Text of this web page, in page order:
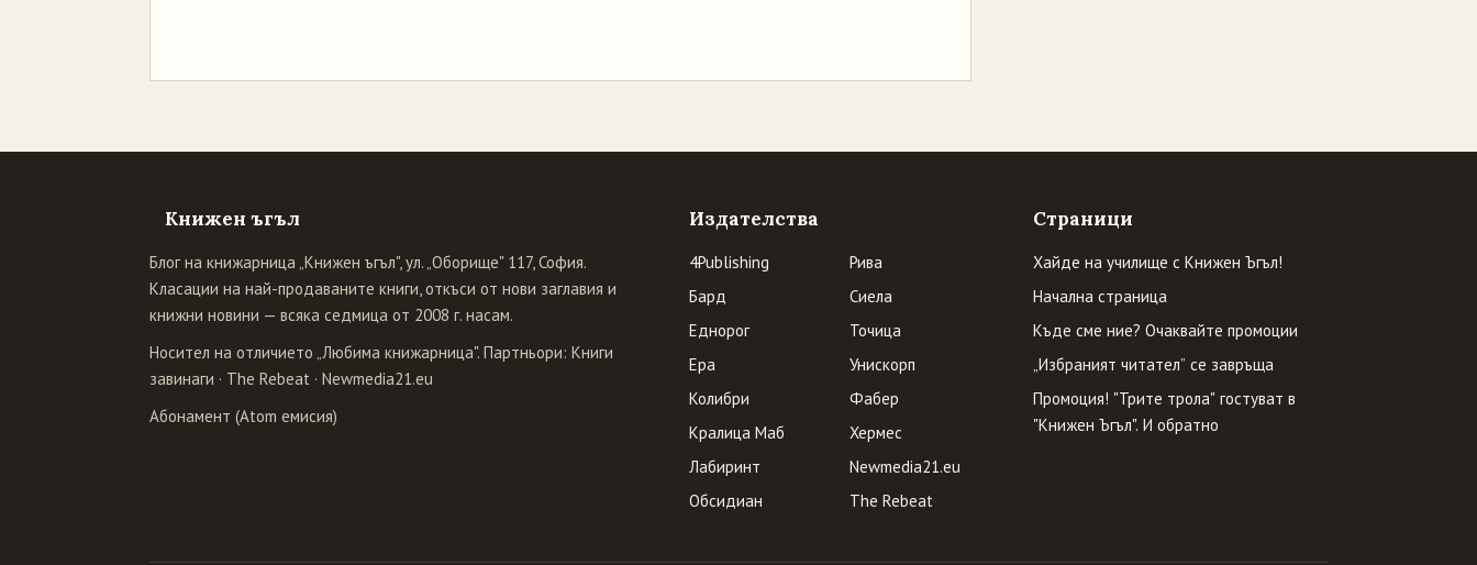
Книжен ъгъл
Блог на книжарница „Книжен ъгъл", ул. „Оборище" 117, София.
Класации на най-продаваните книги, откъси от нови заглавия и
книжни новини — всяка седмица от 2008 г. насам.
Носител на отличието „Любима книжарница". Партньори: Книги
завинаги · The Rebeat · Newmedia21.eu
Абонамент (Atom емисия)
Издателства
4Publishing
Бард
Еднорог
Ера
Колибри
Кралица Маб
Лабиринт
Обсидиан
Рива
Сиела
Точица
Унискорп
Фабер
Хермес
Newmedia21.eu
The Rebeat
Страници
Хайде на училище с Книжен Ъгъл!
Начална страница
Къде сме ние? Очаквайте промоции
„Избраният читател” се завръща
Промоция! "Трите трола" гостуват в
"Книжен Ъгъл". И обратно